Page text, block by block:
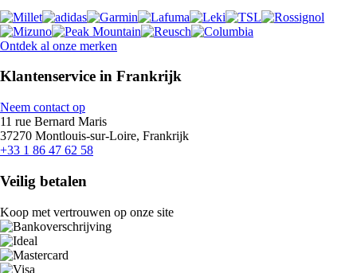
Ontdek al onze merken
Klantenservice in Frankrijk
Neem contact op
11 rue Bernard Maris
37270 Montlouis-sur-Loire, Frankrijk
+33 1 86 47 62 58
Veilig betalen
Koop met vertrouwen op onze site